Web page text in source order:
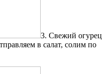
3. Свежий огурец
в салат, солим по